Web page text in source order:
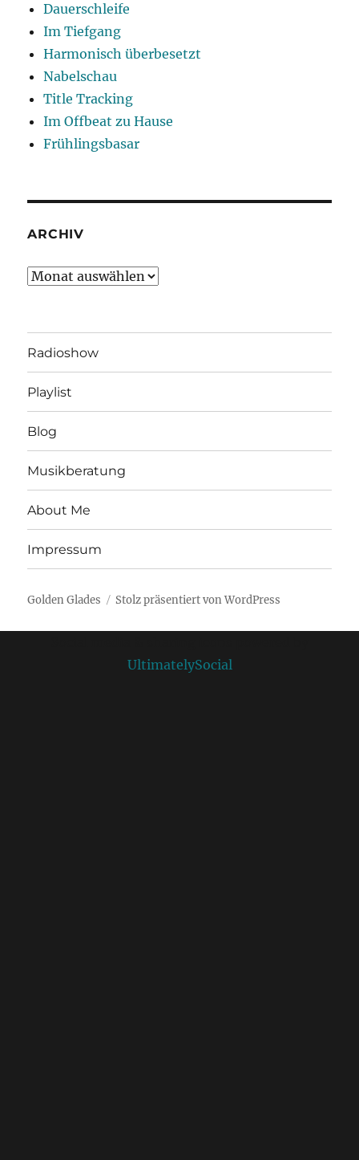
Dauerschleife
Im Tiefgang
Harmonisch überbesetzt
Nabelschau
Title Tracking
Im Offbeat zu Hause
Frühlingsbasar
ARCHIV
Archiv
Radioshow
Playlist
Blog
Musikberatung
About Me
Impressum
Golden Glades Stolz präsentiert von WordPress
UltimatelySocial